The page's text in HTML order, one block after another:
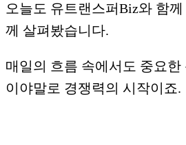
오늘도 유트랜스퍼Biz와 함
께 살펴봤습니다.
매일의 흐름 속에서도 중요한
이야말로 경쟁력의 시작이죠.